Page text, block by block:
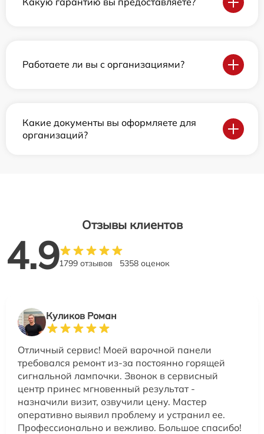
Работаете ли вы с организациями?
Какие документы вы оформляете для
организаций?
Отзывы клиентов
4.91799 отзывов 5358 оценок
Куликов Роман
Отличный сервис! Моей варочной панели
требовался ремонт из-за постоянно горящей
сигнальной лампочки. Звонок в сервисный
центр принес мгновенный результат -
назначили визит, озвучили цену. Мастер
оперативно выявил проблему и устранил ее.
Профессионально и вежливо. Большое спасибо!